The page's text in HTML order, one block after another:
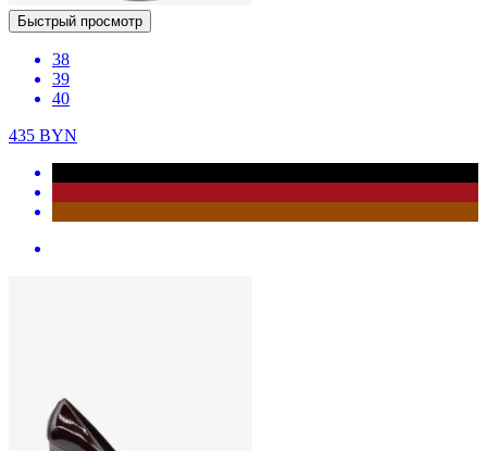
Быстрый просмотр
38
39
40
435 BYN